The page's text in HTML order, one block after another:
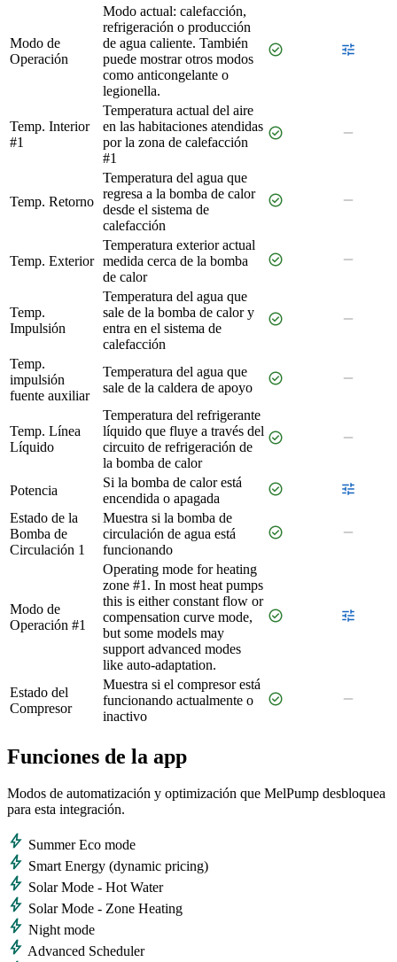
Modo de
Operación
Modo actual: calefacción,
refrigeración o producción
de agua caliente. También
puede mostrar otros modos
como anticongelante o
legionella.
check_circle tune
Temp. Interior
#1
Temperatura actual del aire
en las habitaciones atendidas
por la zona de calefacción
#1
check_circle remove
Temp. Retorno
Temperatura del agua que
regresa a la bomba de calor
desde el sistema de
calefacción
check_circle remove
Temp. Exterior
Temperatura exterior actual
medida cerca de la bomba
de calor
check_circle remove
Temp.
Impulsión
Temperatura del agua que
sale de la bomba de calor y
entra en el sistema de
calefacción
check_circle remove
Temp.
impulsión
fuente auxiliar
Temperatura del agua que
sale de la caldera de apoyo
check_circle remove
Temp. Línea
Líquido
Temperatura del refrigerante
líquido que fluye a través del
circuito de refrigeración de
la bomba de calor
check_circle remove
Potencia
Si la bomba de calor está
encendida o apagada
check_circle tune
Estado de la
Bomba de
Circulación 1
Muestra si la bomba de
circulación de agua está
funcionando
check_circle remove
Modo de
Operación #1
Operating mode for heating
zone #1. In most heat pumps
this is either constant flow or
compensation curve mode,
but some models may
support advanced modes
like auto-adaptation.
check_circle tune
Estado del
Compresor
Muestra si el compresor está
funcionando actualmente o
inactivo
check_circle remove
Funciones de la app
Modos de automatización y optimización que MelPump desbloquea
para esta integración.
bolt Summer Eco mode
bolt Smart Energy (dynamic pricing)
bolt Solar Mode - Hot Water
bolt Solar Mode - Zone Heating
bolt Night mode
bolt Advanced Scheduler